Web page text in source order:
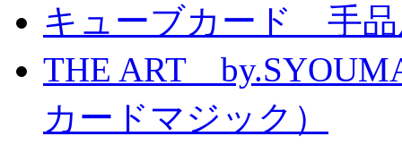
キューブカード 手
THE ART
カードマジック）